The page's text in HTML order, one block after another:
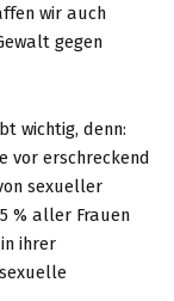
wir auch
gegen
wichtig, denn:
vor erschreckend
sexueller
% aller Frauen
ihrer